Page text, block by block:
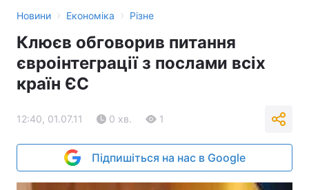
Новини › Економіка › Різне
Клюєв обговорив питання
євроінтеграції з послами всіх
країн ЄС
12:40, 01.07.11 0 хв. 1
Підпишіться на нас в Google